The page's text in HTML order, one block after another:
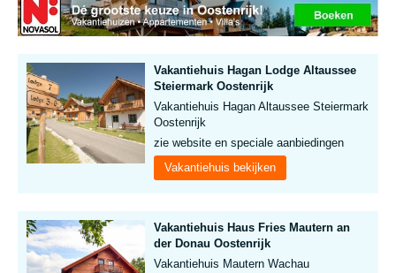
Vakantiehuis Hagan Lodge Altaussee
Steiermark Oostenrijk
Vakantiehuis Hagan Altaussee Steiermark
Oostenrijk
zie website en speciale aanbiedingen
Vakantiehuis bekijken
Vakantiehuis Haus Fries Mautern an
der Donau Oostenrijk
Vakantiehuis Mautern Wachau